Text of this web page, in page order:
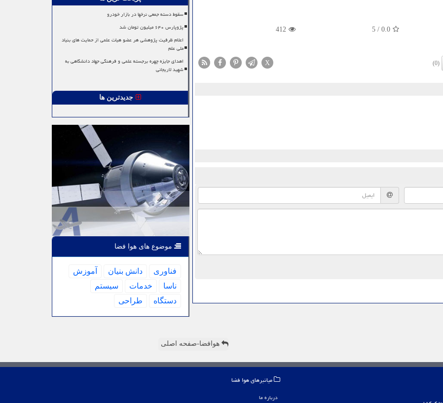
0.0
/
5
412
(0)
X
سقوط دسته جمعی نرخها در بازار خودرو
پژوپارس ۶۴۰ میلیون تومان شد
اعلام ظرفیت پژوهشی هر عضو هیات علمی از حمایت های بنیاد
ملی علم
اهدای جایزه چهره برجسته علمی و فرهنگی جهاد دانشگاهی به
شهید لاریجانی
جدیدترین ها
موضوع های هوا فضا
فناوری دانش بنیان
آموزش
ناسا
خدمات
سیستم
دستگاه
طراحی
هوافضا-صفحه اصلی
میانبرهای هوا فضا
درباره ما